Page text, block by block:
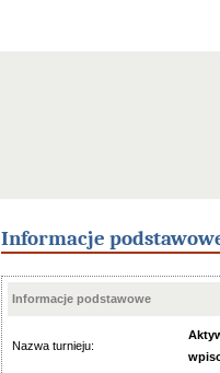
Informacje
Informacje podstawowe
Nazwa turnieju: